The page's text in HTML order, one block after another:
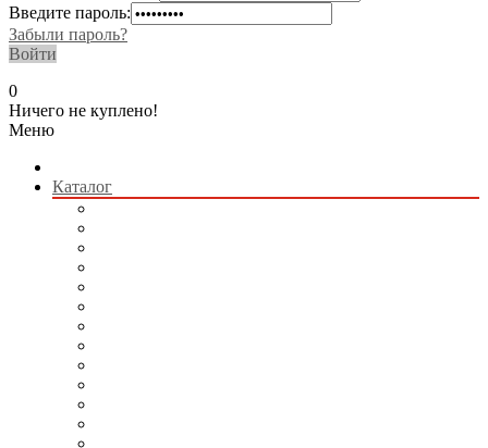
Введите пароль:
Забыли пароль?
Войти
0
Ничего не куплено!
Меню
Каталог